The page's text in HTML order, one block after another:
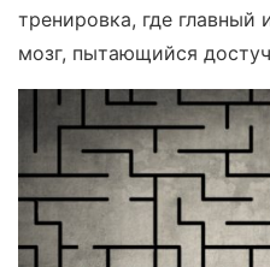
тренировка, где
мозг, пытающийся